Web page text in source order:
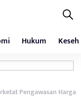
Hukum
Pengawasan Harga